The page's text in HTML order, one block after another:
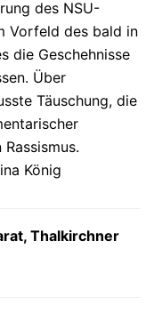
des NSU-
Vorfeld des bald in
die Geschehnisse
Über
Täuschung, die
König
Thalkirchner